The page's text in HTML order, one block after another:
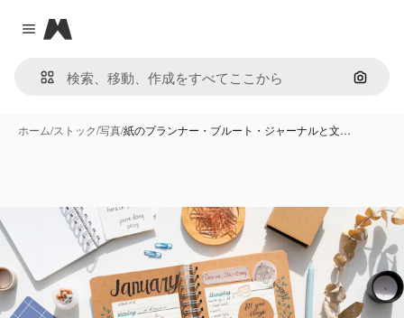
Close menu
Magnific
画像で
ホーム/ストック/写真/紙のプランナー・ブルート・ジャーナルと文…